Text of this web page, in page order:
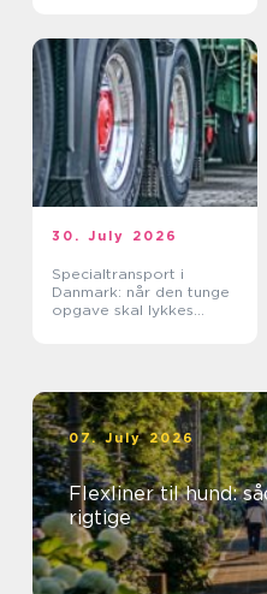
30. July 2026
Specialtransport i
Danmark: når den tunge
opgave skal lykkes
07. July 2026
Flexliner til hund:
rigtige